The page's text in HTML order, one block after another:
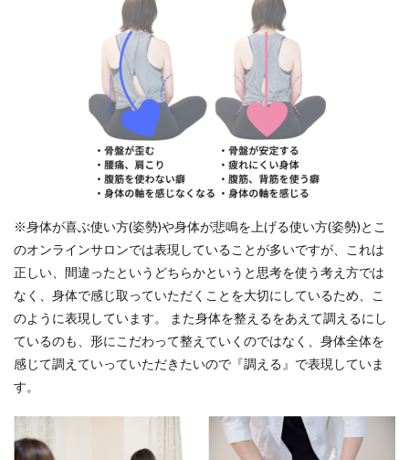
※身体が喜ぶ使い方(姿勢)や身体が悲鳴を上げる使い方(姿勢)とこ
のオンラインサロンでは表現していることが多いですが、これは
正しい、間違ったというどちらかというと思考を使う考え方では
なく、身体で感じ取っていただくことを大切にしているため、こ
のように表現しています。 また身体を整えるをあえて調えるにし
ているのも、形にこだわって整えていくのではなく、身体全体を
感じて調えていっていただきたいので『調える』で表現していま
す。